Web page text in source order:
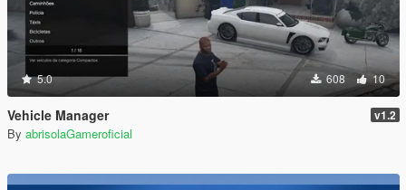
5.0 608 10
Vehicle Manager v1.2
By abrisolaGameroficial